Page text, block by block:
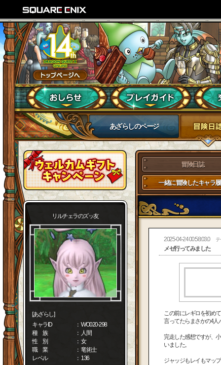
あざらしのページ
リルチェラのズッ友
[あざらし]
キャラID
： WO020-298
種 族
： 人間
性 別
： 女
職 業
： 竜術士
レベル
： 136
冒険日誌
一緒に冒険したキャラ
2025-04-24 00:58:03.0 テ
メゼ行ってみました
この前にレギロを初め
言ってたらまさかの4人
完走した感想ですが、
いました。
ジャッジもレイもマッ